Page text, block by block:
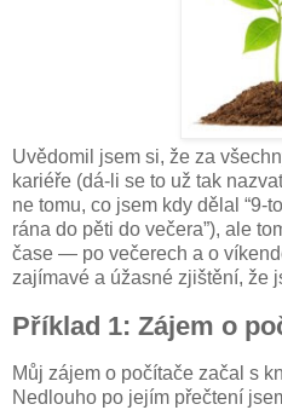
Uvědomil jsem si, že za
kariéře (dá-li se to už tak
ne tomu, co jsem kdy dělal “9-
rána do pěti do večera”), ale
čase — po večerech a o
zajímavé a úžasné zjištění, že
Příklad 1: Zájem o
Můj zájem o počítače začal s
Nedlouho po jejím přečtení